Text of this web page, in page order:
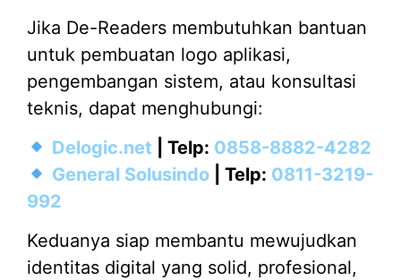
Jika De-Readers membutuhkan bantuan
untuk pembuatan logo aplikasi,
pengembangan sistem, atau konsultasi
teknis, dapat menghubungi:
Delogic.net | Telp: 0858-8882-4282
General Solusindo| Telp: 0811-3219-
992
Keduanya siap membantu mewujudkan
identitas digital yang solid, profesional,